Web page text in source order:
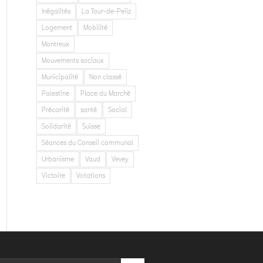
Inégalités
La Tour-de-Peilz
Logement
Mobilité
Montreux
Mouvements sociaux
Municipalité
Non classé
Palestine
Place du Marché
Précarité
santé
Social
Solidarité
Suisse
Séances du Conseil communal
Urbanisme
Vaud
Vevey
Victoire
Votations